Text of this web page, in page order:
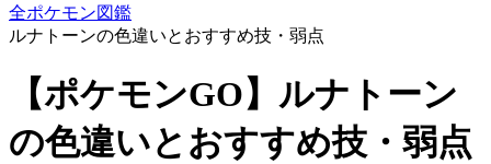
全ポケモン図鑑
ルナトーンの色違いとおすすめ技・弱点
【ポケモンGO】ルナトーン
の色違いとおすすめ技・弱点